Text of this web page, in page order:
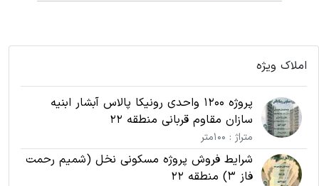
املاک ویژه
پروژه 1200 واحدی رونیکا پالاس آبشار ابنیه
سازان مقاوم قربانی منطقه 22
متراژ : 100متر
شرایط فروش پروژه مسکونی نخل (شمیم رحمت
فاز 3) منطقه 22